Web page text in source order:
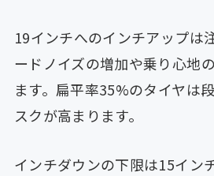
19インチへのインチアップは
ードノイズの増加や乗り心地
ます。扁平率35%のタイヤは
スクが高まります。
インチダウンの下限は15イン